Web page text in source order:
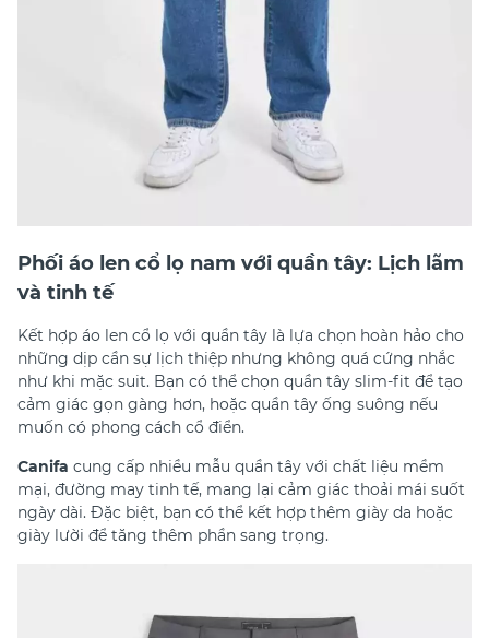
Phối áo len cổ lọ nam với quần tây: Lịch lãm
và tinh tế
Kết hợp áo len cổ lọ với quần tây là lựa chọn hoàn hảo cho
những dịp cần sự lịch thiệp nhưng không quá cứng nhắc
như khi mặc suit. Bạn có thể chọn quần tây slim-fit để tạo
cảm giác gọn gàng hơn, hoặc quần tây ống suông nếu
muốn có phong cách cổ điển.
Canifa cung cấp nhiều mẫu quần tây với chất liệu mềm
mại, đường may tinh tế, mang lại cảm giác thoải mái suốt
ngày dài. Đặc biệt, bạn có thể kết hợp thêm giày da hoặc
giày lười để tăng thêm phần sang trọng.